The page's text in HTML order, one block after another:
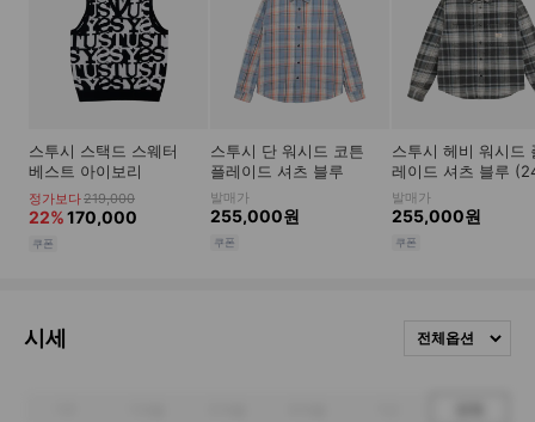
시세 전체옵션